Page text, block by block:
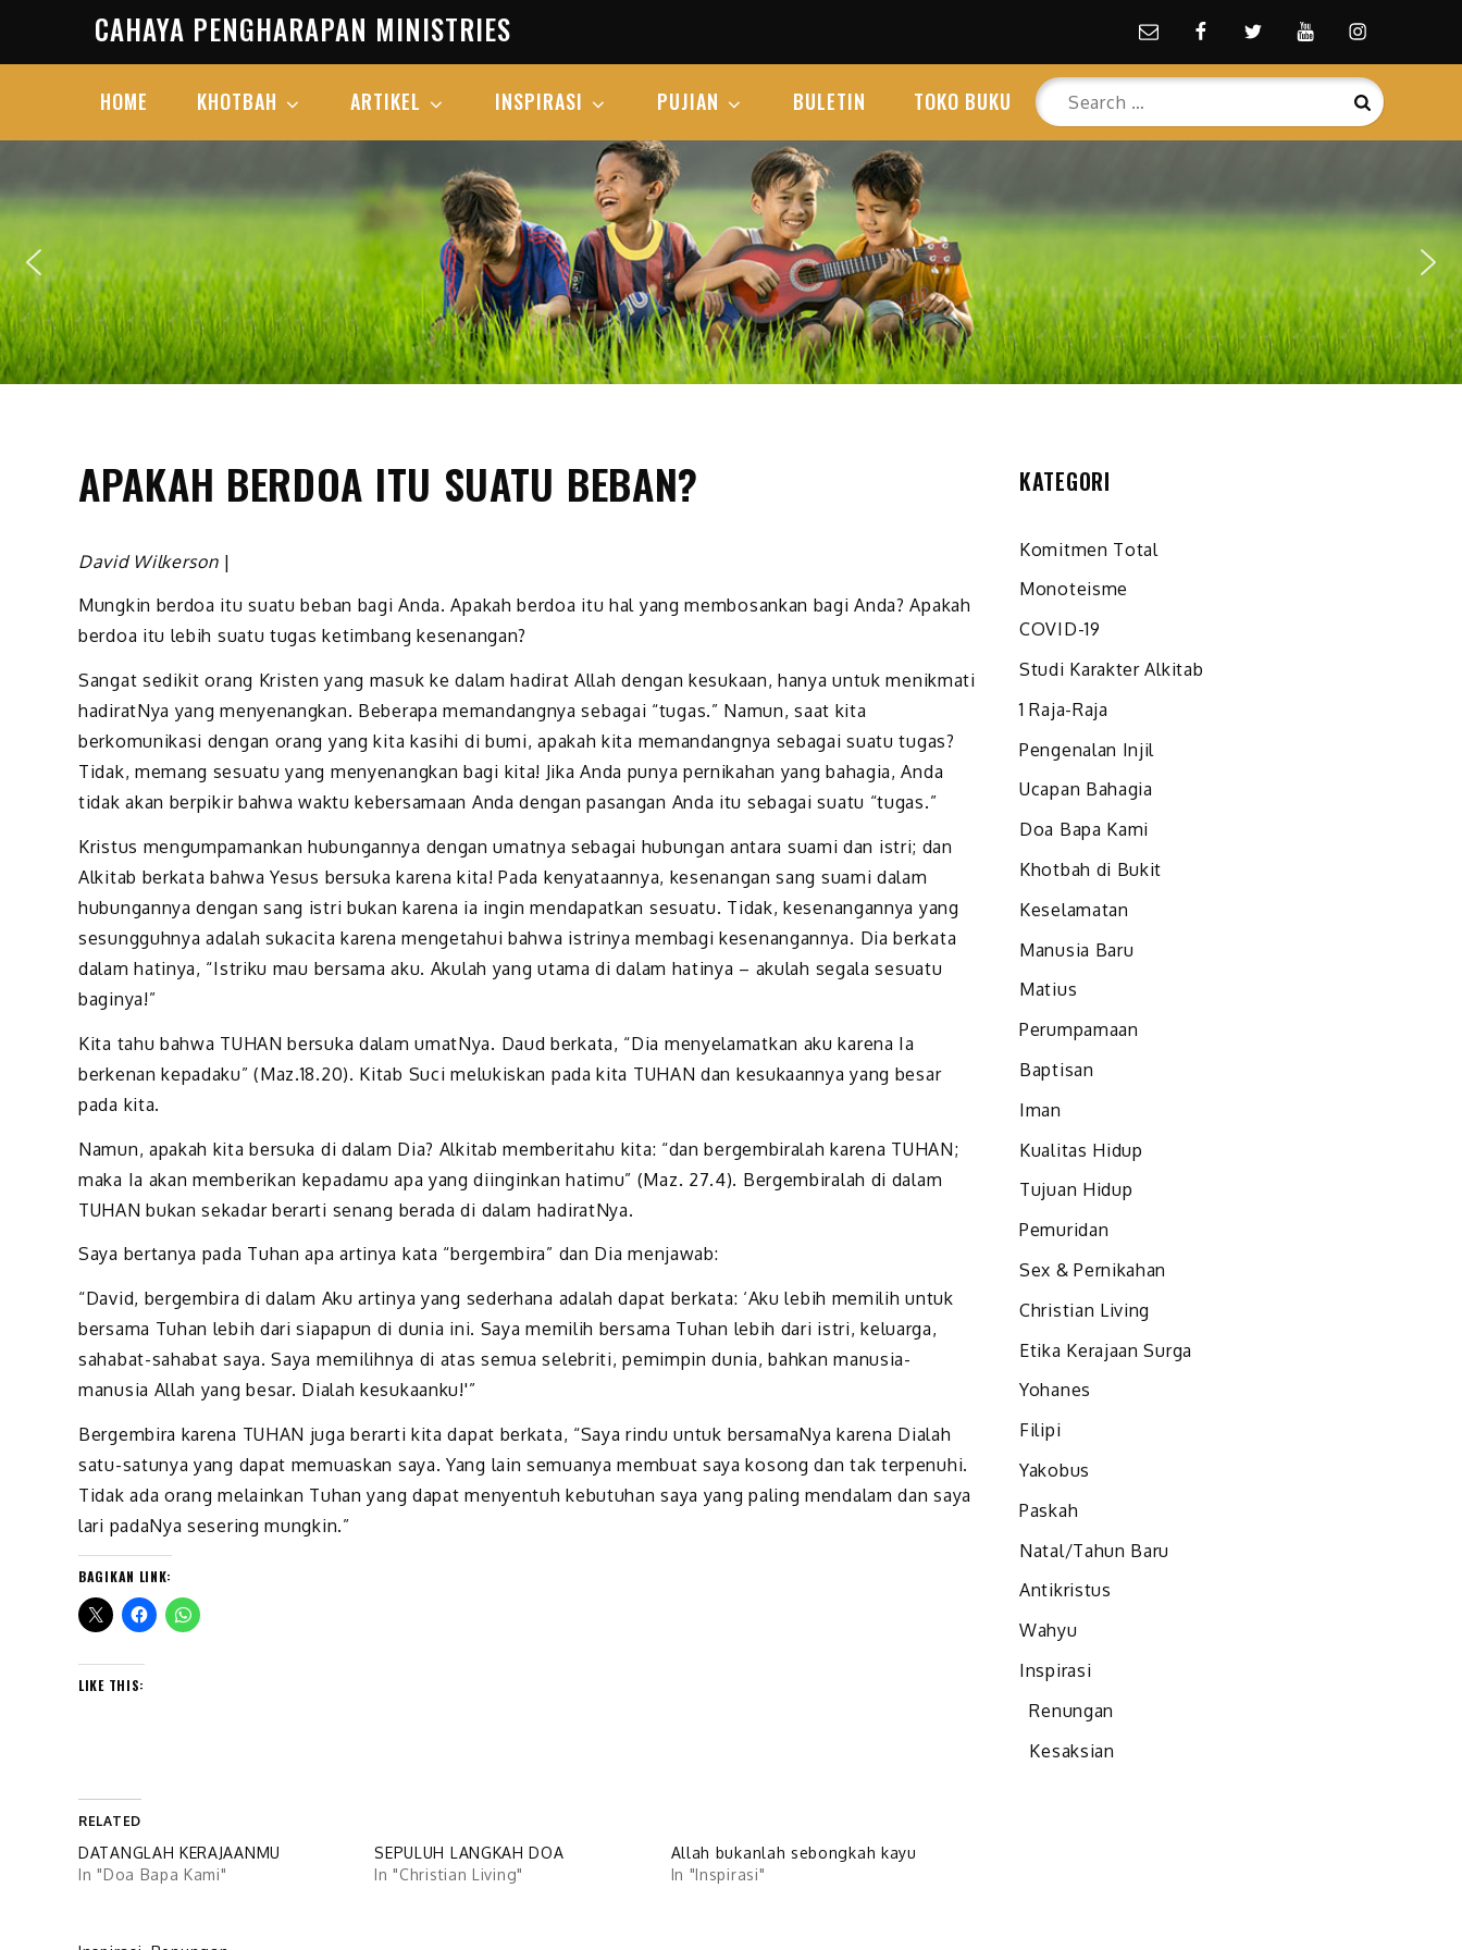
content
CAHAYA PENGHARAPAN MINISTRIES Email facebookTwitterYoutubeInstagram
HOME KHOTBAH ARTIKEL INSPIRASI PUJIAN BULETIN TOKO BUKU
Search
for:
Search
APAKAH BERDOA ITU SUATU BEBAN?
David Wilkerson|
Mungkin berdoa itu suatu beban bagi Anda. Apakah berdoa itu hal yang membosankan bagi Anda? Apakah
berdoa itu lebih suatu tugas ketimbang kesenangan?
Sangat sedikit orang Kristen yang masuk ke dalam hadirat Allah dengan kesukaan, hanya untuk menikmati
hadiratNya yang menyenangkan. Beberapa memandangnya sebagai “tugas.” Namun, saat kita
berkomunikasi dengan orang yang kita kasihi di bumi, apakah kita memandangnya sebagai suatu tugas?
Tidak, memang sesuatu yang menyenangkan bagi kita! Jika Anda punya pernikahan yang bahagia, Anda
tidak akan berpikir bahwa waktu kebersamaan Anda dengan pasangan Anda itu sebagai suatu “tugas.”
Kristus mengumpamankan hubungannya dengan umatnya sebagai hubungan antara suami dan istri; dan
Alkitab berkata bahwa Yesus bersuka karena kita! Pada kenyataannya, kesenangan sang suami dalam
hubungannya dengan sang istri bukan karena ia ingin mendapatkan sesuatu. Tidak, kesenangannya yang
sesungguhnya adalah sukacita karena mengetahui bahwa istrinya membagi kesenangannya. Dia berkata
dalam hatinya, “Istriku mau bersama aku. Akulah yang utama di dalam hatinya – akulah segala sesuatu
baginya!”
Kita tahu bahwa TUHAN bersuka dalam umatNya. Daud berkata, “Dia menyelamatkan aku karena Ia
berkenan kepadaku” (Maz.18.20). Kitab Suci melukiskan pada kita TUHAN dan kesukaannya yang besar
pada kita.
Namun, apakah kita bersuka di dalam Dia? Alkitab memberitahu kita: “dan bergembiralah karena TUHAN;
maka Ia akan memberikan kepadamu apa yang diinginkan hatimu” (Maz. 27.4). Bergembiralah di dalam
TUHAN bukan sekadar berarti senang berada di dalam hadiratNya.
Saya bertanya pada Tuhan apa artinya kata “bergembira” dan Dia menjawab:
“David, bergembira di dalam Aku artinya yang sederhana adalah dapat berkata: ‘Aku lebih memilih untuk
bersama Tuhan lebih dari siapapun di dunia ini. Saya memilih bersama Tuhan lebih dari istri, keluarga,
sahabat-sahabat saya. Saya memilihnya di atas semua selebriti, pemimpin dunia, bahkan manusia-
manusia Allah yang besar. Dialah kesukaanku!'”
Bergembira karena TUHAN juga berarti kita dapat berkata, “Saya rindu untuk bersamaNya karena Dialah
satu-satunya yang dapat memuaskan saya. Yang lain semuanya membuat saya kosong dan tak terpenuhi.
Tidak ada orang melainkan Tuhan yang dapat menyentuh kebutuhan saya yang paling mendalam dan saya
lari padaNya sesering mungkin.”
BAGIKAN LINK:
LIKE THIS:
RELATED
DATANGLAH KERAJAANMU
In "Doa Bapa Kami"
SEPULUH LANGKAH DOA
In "Christian Living"
Allah bukanlah sebongkah kayu
In "Inspirasi"
KATEGORI
Komitmen Total
Monoteisme
COVID-19
Studi Karakter Alkitab
1 Raja-Raja
Pengenalan Injil
Ucapan Bahagia
Doa Bapa Kami
Khotbah di Bukit
Keselamatan
Manusia Baru
Matius
Perumpamaan
Baptisan
Iman
Kualitas Hidup
Tujuan Hidup
Pemuridan
Sex & Pernikahan
Christian Living
Etika Kerajaan Surga
Yohanes
Filipi
Yakobus
Paskah
Natal/Tahun Baru
Antikristus
Wahyu
Inspirasi
Renungan
Kesaksian